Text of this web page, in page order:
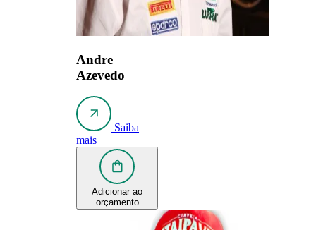
Andre
Azevedo
Saiba
mais
Adicionar ao
orçamento